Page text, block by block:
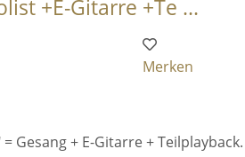
+E-Gitarre +Te ...
Merken
= Gesang + E-Gitarre + Teilplayback.